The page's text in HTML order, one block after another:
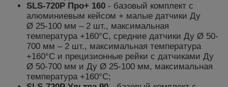
SLS-720P Про+ 160 - базовый комплект с
алюминиевым кейсом + малые датчики Ду
Ø 25-100 мм – 2 шт., максимальная
температура +160°С, средние датчики Ду Ø 50-
700 мм – 2 шт., максимальная температура
+160°С и прецизионные рейки с датчиками Ду
Ø 50-700 мм и Ду Ø 25-100 мм, максимальная
температура +160°С;